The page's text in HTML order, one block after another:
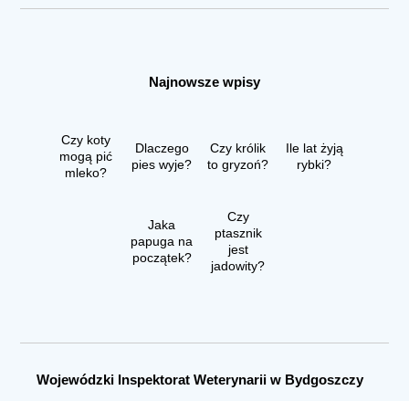
Najnowsze wpisy
Czy koty
mogą pić
mleko?
Dlaczego
pies wyje?
Czy królik
to gryzoń?
Ile lat żyją
rybki?
Jaka
papuga na
początek?
Czy
ptasznik
jest
jadowity?
Wojewódzki Inspektorat Weterynarii w Bydgoszczy